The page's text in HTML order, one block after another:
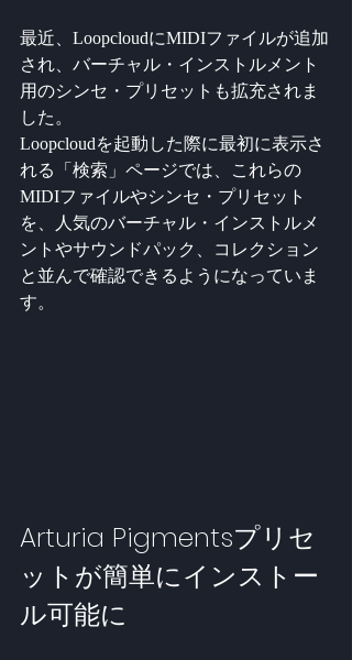
最近、LoopcloudにMIDIファイルが追加
され、バーチャル・インストルメント
用のシンセ・プリセットも拡充されま
した。
Loopcloudを起動した際に最初に表示さ
れる「検索」ページでは、これらの
MIDIファイルやシンセ・プリセット
を、人気のバーチャル・インストルメ
ントやサウンドパック、コレクション
と並んで確認できるようになっていま
す。
Arturia Pigmentsプリセ
ットが簡単にインストー
ル可能に